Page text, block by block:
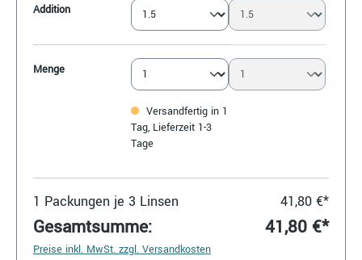
Addition
Menge
Versandfertig in 1
Tag, Lieferzeit 1-3
Tage
1 Packungen je 3 Linsen 41,80 €*
Gesamtsumme: 41,80 €*
Preise inkl. MwSt. zzgl. Versandkosten